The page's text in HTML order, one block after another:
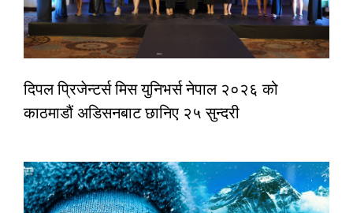
दिपल प्रिजेन्टर्स मिस युनिभर्स नेपाल २०२६ को
काठमाडौं अडिसनबाट छानिए २५ सुन्दरी